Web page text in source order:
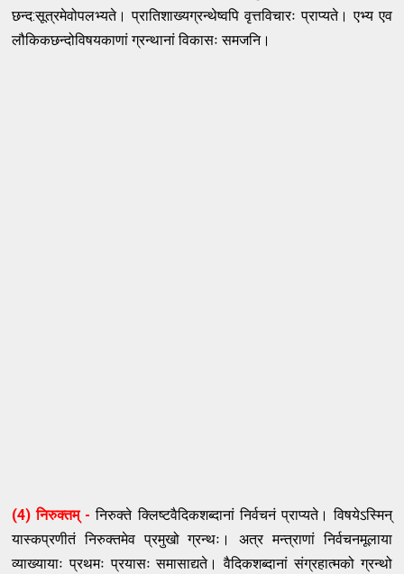
छन्द:सूत्रमेवोपलभ्यते। प्रातिशाख्यग्रन्थेष्वपि वृत्तविचारः प्राप्यते। एभ्य एव
लौकिकछन्दोविषयकाणां ग्रन्थानां विकासः समजनि।
(4) निरुक्तम् -निरुक्ते क्लिष्टवैदिकशब्दानां निर्वचनं प्राप्यते। विषयेऽस्मिन्
यास्कप्रणीतं निरुक्तमेव प्रमुखो ग्रन्थः। अत्र मन्त्राणां निर्वचनमूलाया
व्याख्यायाः प्रथमः प्रयासः समासाद्यते। वैदिकशब्दानां संग्रहात्मको ग्रन्थो